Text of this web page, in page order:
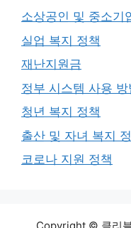
소상공인 및 중소기
실업 복지 정책
재난지원금
정부 시스템 사용 방
청년 복지 정책
출산 및 자녀 복지
코로나 지원 정책